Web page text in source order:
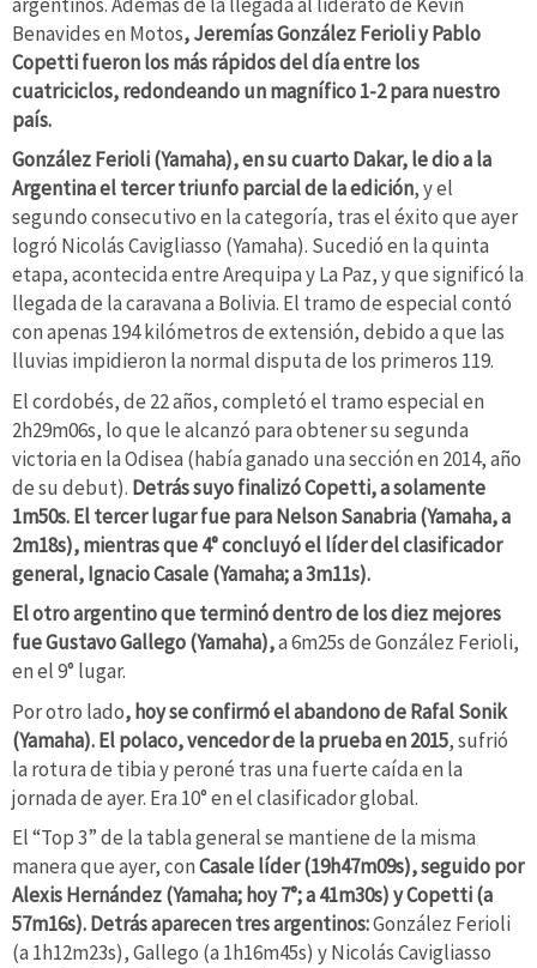
Benavides en Motos, Jeremías González Ferioli y Pablo
Copetti fueron los más rápidos del día entre los
cuatriciclos, redondeando un magnífico 1-2 para nuestro
país.
González Ferioli (Yamaha), en su cuarto Dakar, le dio a la
Argentina el tercer triunfo parcial de la edición, y el
segundo consecutivo en la categoría, tras el éxito que ayer
logró Nicolás Cavigliasso (Yamaha). Sucedió en la quinta
etapa, acontecida entre Arequipa y La Paz, y que significó la
llegada de la caravana a Bolivia. El tramo de especial contó
con apenas 194 kilómetros de extensión, debido a que las
lluvias impidieron la normal disputa de los primeros 119.
El cordobés, de 22 años, completó el tramo especial en
2h29m06s, lo que le alcanzó para obtener su segunda
victoria en la Odisea (había ganado una sección en 2014, año
de su debut). Detrás suyo finalizó Copetti, a solamente
1m50s. El tercer lugar fue para Nelson Sanabria (Yamaha, a
2m18s), mientras que 4° concluyó el líder del clasificador
general, Ignacio Casale (Yamaha; a 3m11s).
El otro argentino que terminó dentro de los diez mejores
fue Gustavo Gallego (Yamaha),a 6m25s de González Ferioli,
en el 9° lugar.
Por otro lado, hoy se confirmó el abandono de Rafal Sonik
(Yamaha). El polaco, vencedor de la prueba en 2015, sufrió
la rotura de tibia y peroné tras una fuerte caída en la
jornada de ayer. Era 10° en el clasificador global.
El “Top 3” de la tabla general se mantiene de la misma
manera que ayer, conCasale líder (19h47m09s), seguido por
Alexis Hernández (Yamaha; hoy 7°; a 41m30s) y Copetti (a
57m16s). Detrás aparecen tres argentinos:González Ferioli
(a 1h12m23s), Gallego (a 1h16m45s) y Nicolás Cavigliasso